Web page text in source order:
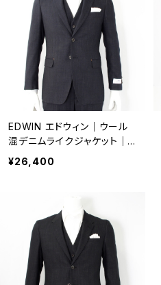
EDWIN エドウィン｜ウール
混デニムライクジャケット｜メ
ンズ ビジネス 通年 k80167
ネイビー
¥26,400